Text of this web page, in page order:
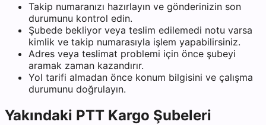
Takip numaranızı hazırlayın ve gönderinizin son
durumunu kontrol edin.
Şubede bekliyor veya teslim edilemedi notu varsa
kimlik ve takip numarasıyla işlem yapabilirsiniz.
Adres veya teslimat problemi için önce şubeyi
aramak zaman kazandırır.
Yol tarifi almadan önce konum bilgisini ve çalışma
durumunu doğrulayın.
Yakındaki PTT Kargo Şubeleri